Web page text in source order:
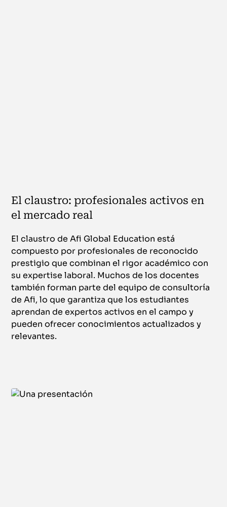
El claustro: profesionales activos en
el mercado real
El claustro de Afi Global Education está
compuesto por profesionales de reconocido
prestigio que combinan el rigor académico con
su expertise laboral. Muchos de los docentes
también forman parte del equipo de consultoría
de Afi, lo que garantiza que los estudiantes
aprendan de expertos activos en el campo y
pueden ofrecer conocimientos actualizados y
relevantes​.